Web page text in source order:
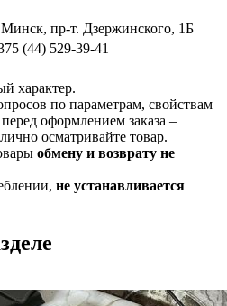
Минск, пр-т. Дзержинского, 1Б
(44) 529-39-41
характер.
по параметрам, свойствам
оформлением заказа –
осматривайте товар.
обмену и возврату не
не устанавливается